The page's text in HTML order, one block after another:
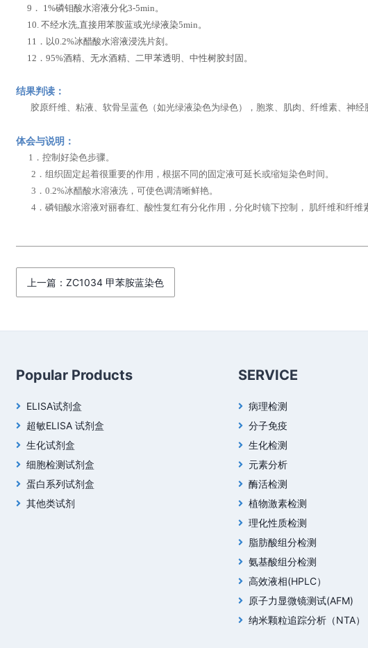
9． 1%磷钼酸水溶液分化3-5min。
10. 不经水洗,直接用苯胺蓝或光绿液染5min。
11．以0.2%冰醋酸水溶液浸洗片刻。
12．95%酒精、无水酒精、二甲苯透明、中性树胶封固。
结果判读：
胶原纤维、粘液、软骨呈蓝色（如光绿液染色为绿色），胞浆、肌肉、纤维素、神经
体会与说明：
1．控制好染色步骤。
2．组织固定起着很重要的作用，根据不同的固定液可延长或缩短染色时间。
3．0.2%冰醋酸水溶液洗，可使色调清晰鲜艳。
4．磷钼酸水溶液对丽春红、酸性复红有分化作用，分化时镜下控制， 肌纤维和纤维
上一篇：ZC1034 甲苯胺蓝染色
Popular Products
ELISA试剂盒
超敏ELISA 试剂盒
生化试剂盒
细胞检测试剂盒
蛋白系列试剂盒
其他类试剂
SERVICE
病理检测
分子免疫
生化检测
元素分析
酶活检测
植物激素检测
理化性质检测
脂肪酸组分检测
氨基酸组分检测
高效液相(HPLC）
原子力显微镜测试(AFM)
纳米颗粒追踪分析（NTA）